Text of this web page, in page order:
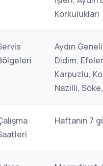
Korkulukları
Aydın
Didim,
Karpuzlu,
Nazilli,
Haftanın 7